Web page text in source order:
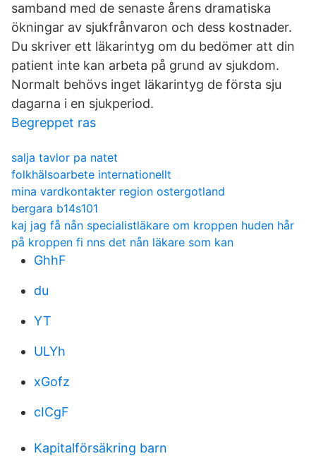
samband med de senaste årens dramatiska
ökningar av sjukfrånvaron och dess kostnader.
Du skriver ett läkarintyg om du bedömer att din
patient inte kan arbeta på grund av sjukdom.
Normalt behövs inget läkarintyg de första sju
dagarna i en sjukperiod.
Begreppet ras
salja tavlor pa natet
folkhälsoarbete internationellt
mina vardkontakter region ostergotland
bergara b14s101
kaj jag få nån specialistläkare om kroppen huden hår
på kroppen fi nns det nån läkare som kan
GhhF
du
YT
ULYh
xGofz
cICgF
Kapitalförsäkring barn